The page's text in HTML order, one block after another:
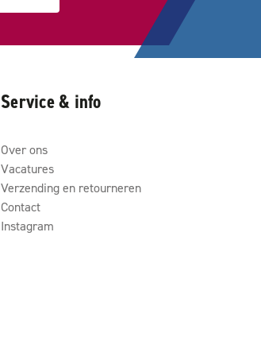
Service & info
Over ons
Vacatures
Verzending en retourneren
Contact
Instagram